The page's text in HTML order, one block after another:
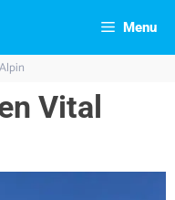
Menu
Vital